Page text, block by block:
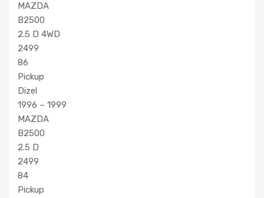
MAZDA
B2500
2.5 D 4WD
2499
86
Pickup
Dizel
1996 – 1999
MAZDA
B2500
2.5 D
2499
84
Pickup